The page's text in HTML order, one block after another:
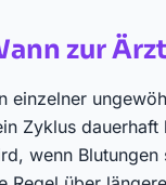
zur
einzelner
Zyklus
wenn